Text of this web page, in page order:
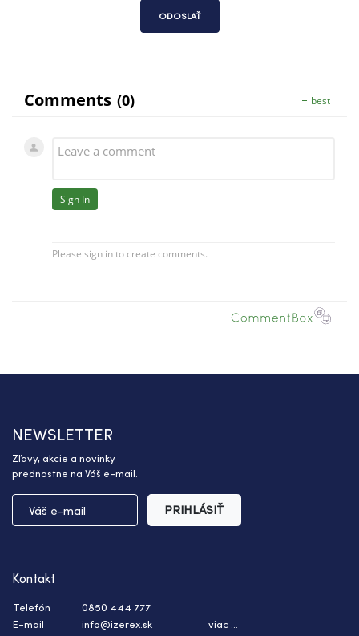
ODOSLAŤ
NEWSLETTER
Zľavy, akcie a novinky
prednostne na Váš e-mail.
PRIHLÁSIŤ
Kontakt
Telefón
0850 444 777
E-mail
info@izerex.sk viac ...